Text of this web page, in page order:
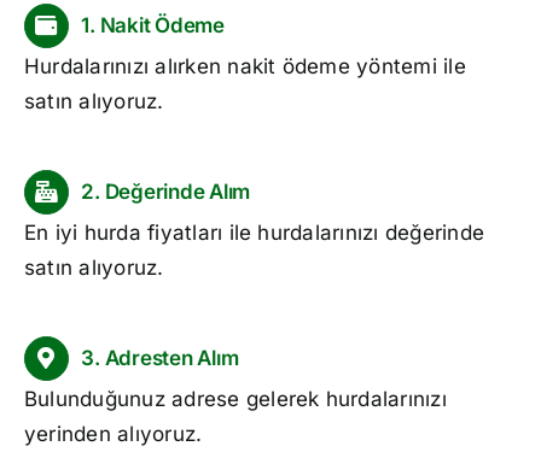
1. Nakit Ödeme
Hurdalarınızı alırken nakit ödeme yöntemi ile
satın alıyoruz.
2. Değerinde Alım
En iyi hurda fiyatları ile hurdalarınızı değerinde
satın alıyoruz.
3. Adresten Alım
Bulunduğunuz adrese gelerek hurdalarınızı
yerinden alıyoruz.